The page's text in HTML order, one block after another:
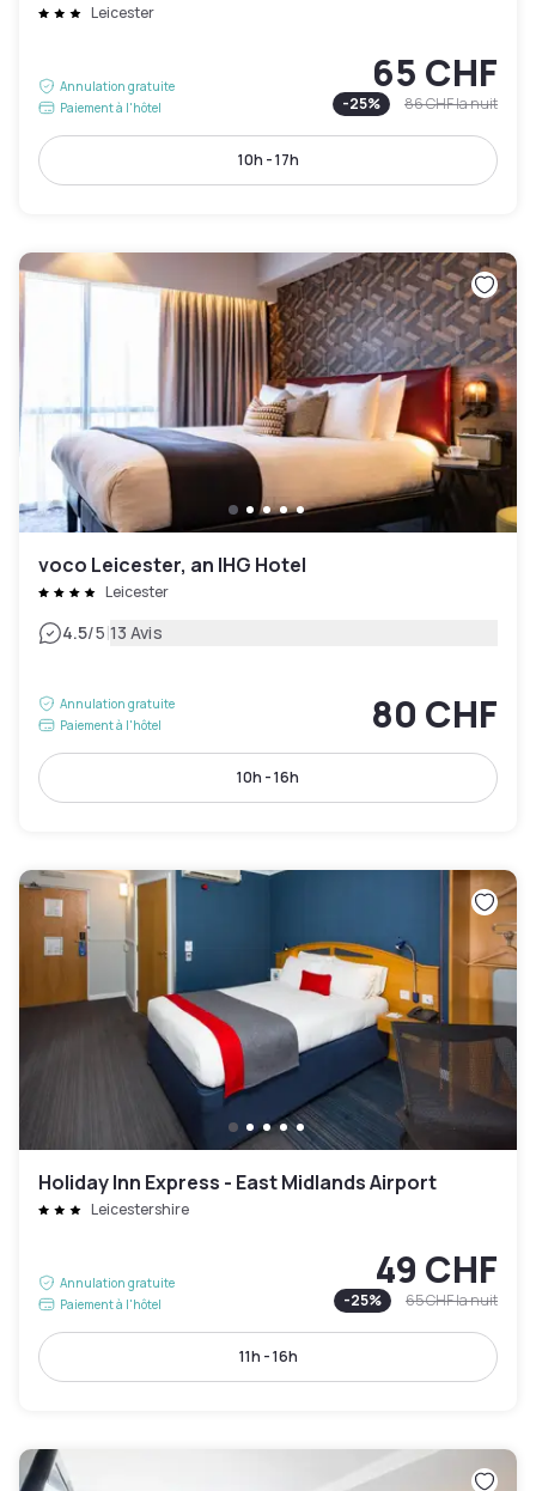
Leicester
Annulation gratuite
Paiement à l'hôtel
65 CHF
-25% 86 CHFla nuit
10h - 17h
voco Leicester, an IHG Hotel
Leicester
4.5/5|13 Avis
Annulation gratuite
Paiement à l'hôtel
80 CHF
10h - 16h
Holiday Inn Express - East Midlands Airport
Leicestershire
Annulation gratuite
Paiement à l'hôtel
49 CHF
-25% 65 CHFla nuit
11h - 16h